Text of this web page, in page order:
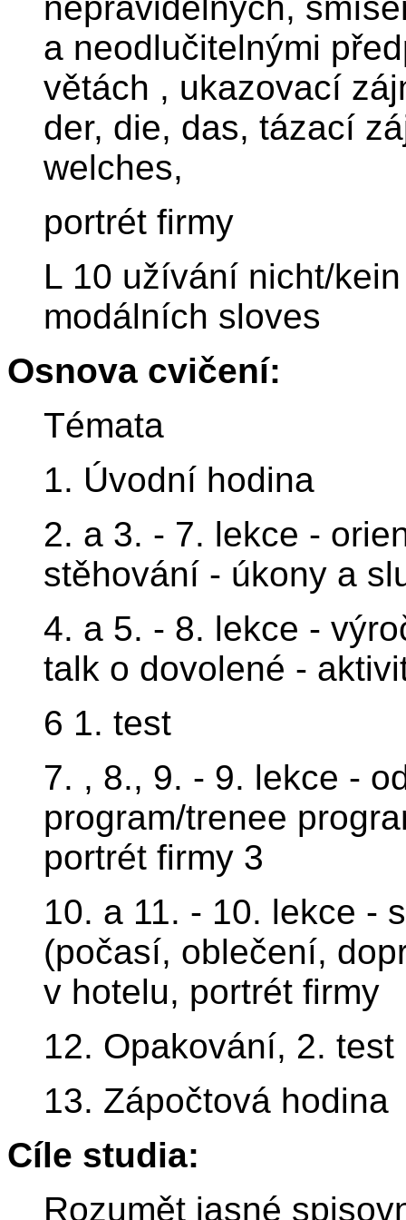
nepravidelných,
a neodlučitelnými
větách , ukazovací
der, die, das, tázací
welches,
portrét firmy
L 10 užívání nicht/
modálních sloves
Osnova cvičení:
Témata
1. Úvodní hodina
2. a 3. - 7. lekce -
stěhování - úkony a
4. a 5. - 8. lekce -
talk o dovolené -
6 1. test
7. , 8., 9. - 9. lekce -
program/trenee
portrét firmy 3
10. a 11. - 10. lekce -
(počasí, oblečení,
v hotelu, portrét firmy
12. Opakování, 2. test
13. Zápočtová hodina
Cíle studia:
Rozumět jasné